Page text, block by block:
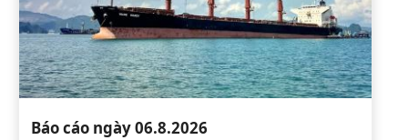
Báo cáo ngày 06.8.2026